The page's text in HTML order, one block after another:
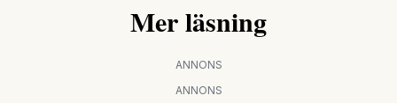
Mer läsning
ANNONS
ANNONS